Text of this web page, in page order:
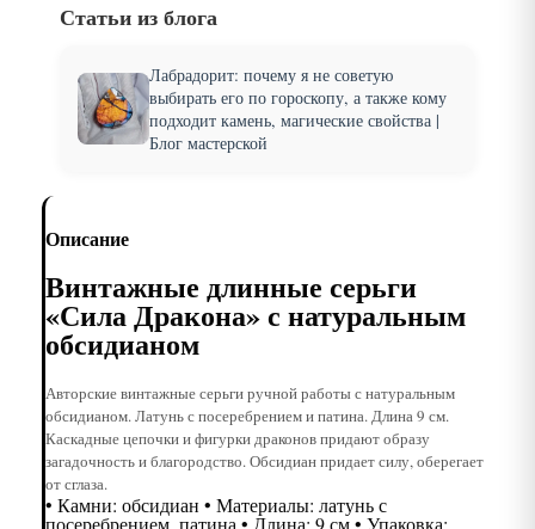
Статьи из блога
Лабрадорит: почему я не советую
выбирать его по гороскопу, а также кому
подходит камень, магические свойства |
Блог мастерской
Описание
Винтажные длинные серьги
«Сила Дракона» с натуральным
обсидианом
Авторские винтажные серьги ручной работы с натуральным
обсидианом. Латунь с посеребрением и патина. Длина 9 см.
Каскадные цепочки и фигурки драконов придают образу
загадочность и благородство. Обсидиан придает силу, оберегает
от сглаза.
• Камни: обсидиан • Материалы: латунь с
посеребрением, патина • Длина: 9 см • Упаковка: